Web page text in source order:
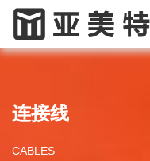
连接线
CABLES